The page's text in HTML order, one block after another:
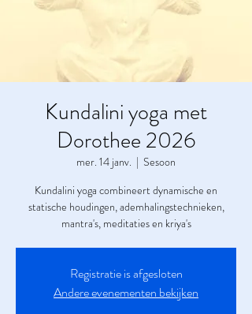
Kundalini yoga met
Dorothee 2026
mer. 14 janv.
  |
Sesoon
Kundalini yoga combineert dynamische en
statische houdingen, ademhalingstechnieken,
mantra's, meditaties en kriya's
Registratie is afgesloten
Andere evenementen bekijken